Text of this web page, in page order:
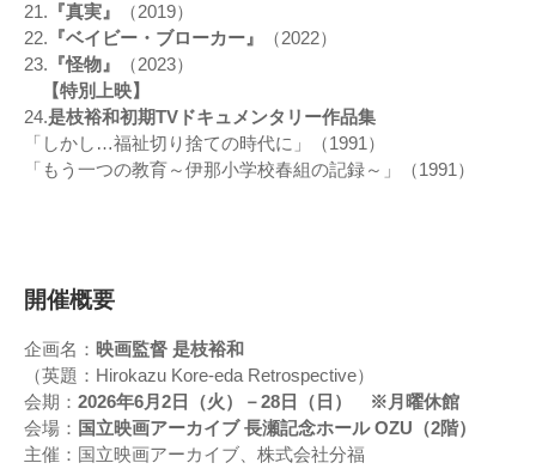
21. 『真実』
（2019）
22. 『ベイビー・ブローカー』
（2022）
23. 『怪物』
（2023）
【特別上映】
24.是枝裕和初期TVドキュメンタリー作品集
「しかし…福祉切り捨ての時代に」（1991）
「もう一つの教育～伊那小学校春組の記録～」（1991）
開催概要
企画名： 映画監督 是枝裕和
（英題：Hirokazu Kore-eda Retrospective）
会期： 2026年6月2日（火）－28日（日） ※月曜休館
会場： 国立映画アーカイブ 長瀬記念ホール OZU（2階）
主催：国立映画アーカイブ、株式会社分福